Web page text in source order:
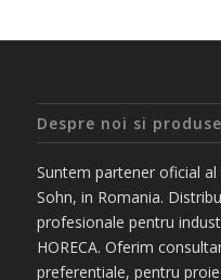
Despre noi si
Suntem partener oficial
Sohn, in Romania.
profesionale pentru
HORECA. Oferim
preferentiale, pentru